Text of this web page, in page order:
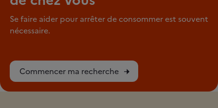
Se faire aider pour arrêter de consommer est souvent
nécessaire.
Commencer ma recherche